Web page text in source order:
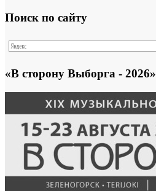
Поиск по сайту
«В сторону Выборга - 2026»